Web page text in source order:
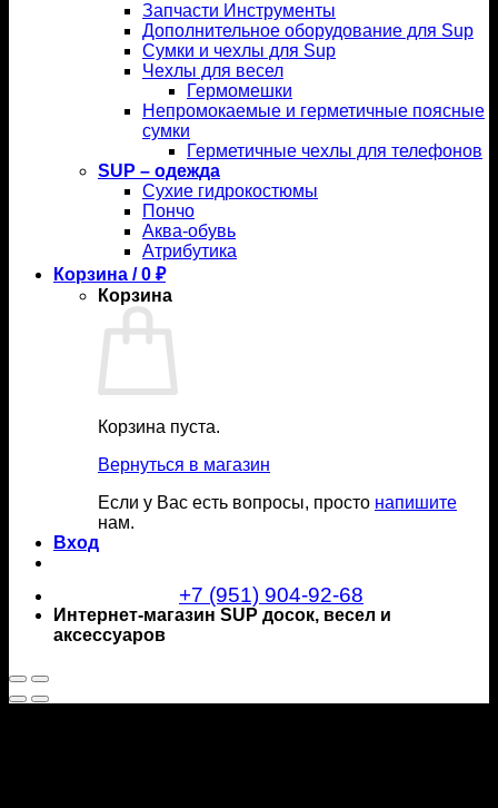
Запчасти Инструменты
Дополнительное оборудование для Sup
Сумки и чехлы для Sup
Чехлы для весел
Гермомешки
Непромокаемые и герметичные поясные
сумки
Герметичные чехлы для телефонов
SUP – одежда
Сухие гидрокостюмы
Пончо
Аква-обувь
Атрибутика
Корзина /0 ₽
Корзина
Корзина пуста.
Вернуться в магазин
Если у Вас есть вопросы, просто напишите
нам.
Вход
+7 (951) 904-92-68
Интернет-магазин SUP досок, весел и
аксессуаров